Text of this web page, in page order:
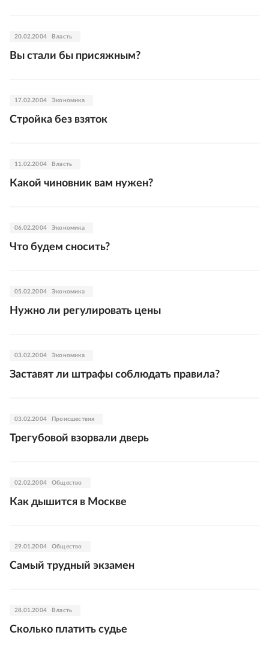
20.02.2004 Власть
Вы стали бы присяжным?
17.02.2004 Экономика
Стройка без взяток
11.02.2004 Власть
Какой чиновник вам нужен?
06.02.2004 Экономика
Что будем сносить?
05.02.2004 Экономика
Нужно ли регулировать цены
03.02.2004 Экономика
Заставят ли штрафы соблюдать правила?
03.02.2004 Происшествия
Трегубовой взорвали дверь
02.02.2004 Общество
Как дышится в Москве
29.01.2004 Общество
Самый трудный экзамен
28.01.2004 Власть
Сколько платить судье